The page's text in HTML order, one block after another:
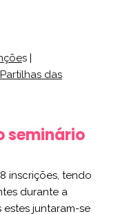
s |
Partilhas das
seminário
inscrições, tendo
durante a
estes juntaram-se